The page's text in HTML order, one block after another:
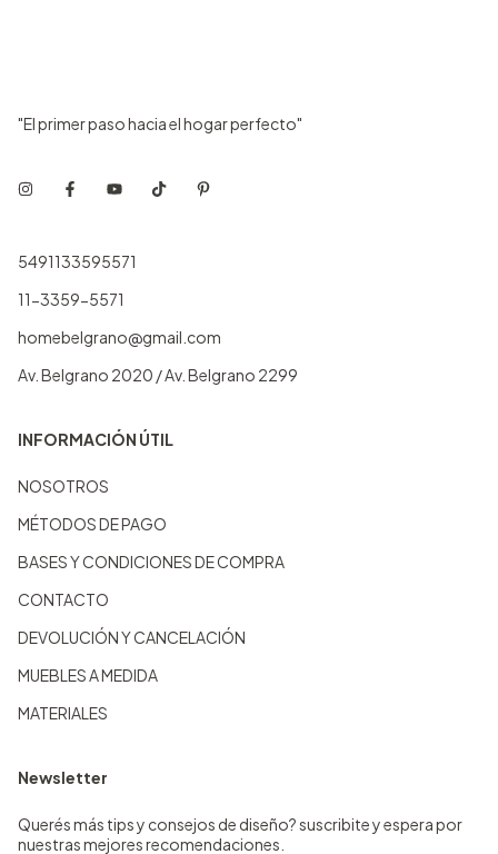
"El primer paso hacia el hogar perfecto"
5491133595571
11-3359-5571
homebelgrano@gmail.com
Av. Belgrano 2020 / Av. Belgrano 2299
INFORMACIÓN ÚTIL
NOSOTROS
MÉTODOS DE PAGO
BASES Y CONDICIONES DE COMPRA
CONTACTO
DEVOLUCIÓN Y CANCELACIÓN
MUEBLES A MEDIDA
MATERIALES
Newsletter
Querés más tips y consejos de diseño? suscribite y espera por
nuestras mejores recomendaciones.